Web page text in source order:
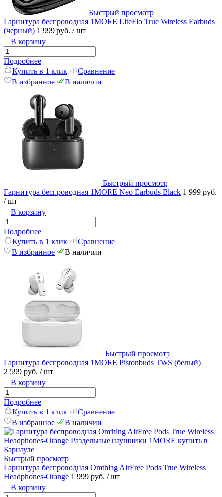
Быстрый просмотр
Гарнитура беспроводная 1MORE LiteFlo True Wireless Earbuds
(черный) 1 999 руб. / шт
В корзину
Подробнее
Купить в 1 клик
Сравнение
В избранное
В наличии
Быстрый просмотр
Гарнитура беспроводная 1MORE Neo Earbuds Black 1 999 руб.
/ шт
В корзину
Подробнее
Купить в 1 клик
Сравнение
В избранное
В наличии
Быстрый просмотр
Гарнитура беспроводная 1MORE Pistonbuds TWS (белый)
2 599 руб. / шт
В корзину
Подробнее
Купить в 1 клик
Сравнение
В избранное
В наличии
Быстрый просмотр
Гарнитура беспроводная Omthing AirFree Pods True Wireless
Headphones-Orange 1 999 руб. / шт
В корзину